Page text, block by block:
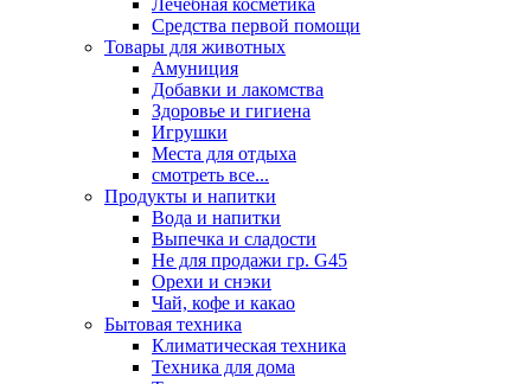
Лечебная косметика
Средства первой помощи
Товары для животных
Амуниция
Добавки и лакомства
Здоровье и гигиена
Игрушки
Места для отдыха
смотреть все...
Продукты и напитки
Вода и напитки
Выпечка и сладости
Не для продажи гр. G45
Орехи и снэки
Чай, кофе и какао
Бытовая техника
Климатическая техника
Техника для дома